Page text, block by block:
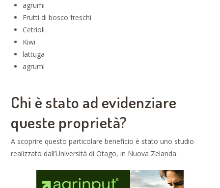
agrumi
Frutti di bosco freschi
Cetrioli
Kiwi
lattuga
agrumi
Chi è stato ad evidenziare
queste proprietà?
A scoprire questo particolare beneficio è stato uno studio
realizzato dall’Università di Otago, in Nuova Zelanda.